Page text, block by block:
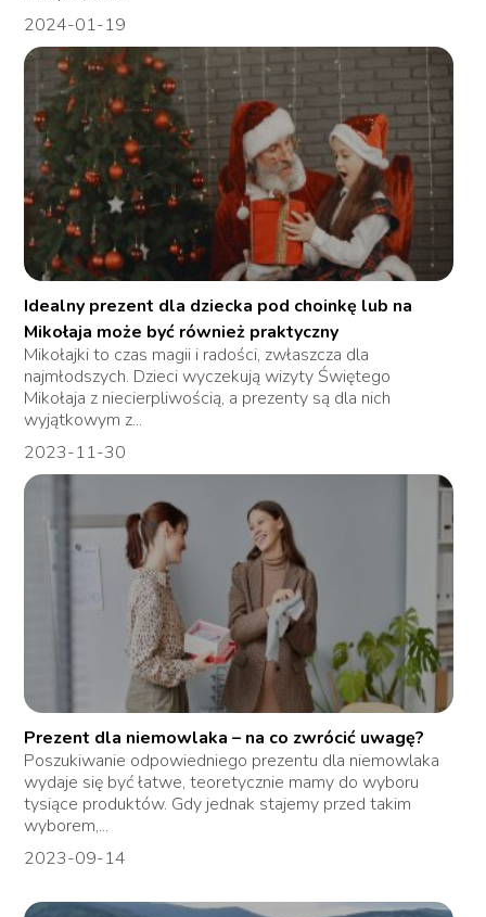
2024-01-19
Idealny prezent dla dziecka pod choinkę lub na
Mikołaja może być również praktyczny
Mikołajki to czas magii i radości, zwłaszcza dla
najmłodszych. Dzieci wyczekują wizyty Świętego
Mikołaja z niecierpliwością, a prezenty są dla nich
wyjątkowym z...
2023-11-30
Prezent dla niemowlaka – na co zwrócić uwagę?
Poszukiwanie odpowiedniego prezentu dla niemowlaka
wydaje się być łatwe, teoretycznie mamy do wyboru
tysiące produktów. Gdy jednak stajemy przed takim
wyborem,...
2023-09-14